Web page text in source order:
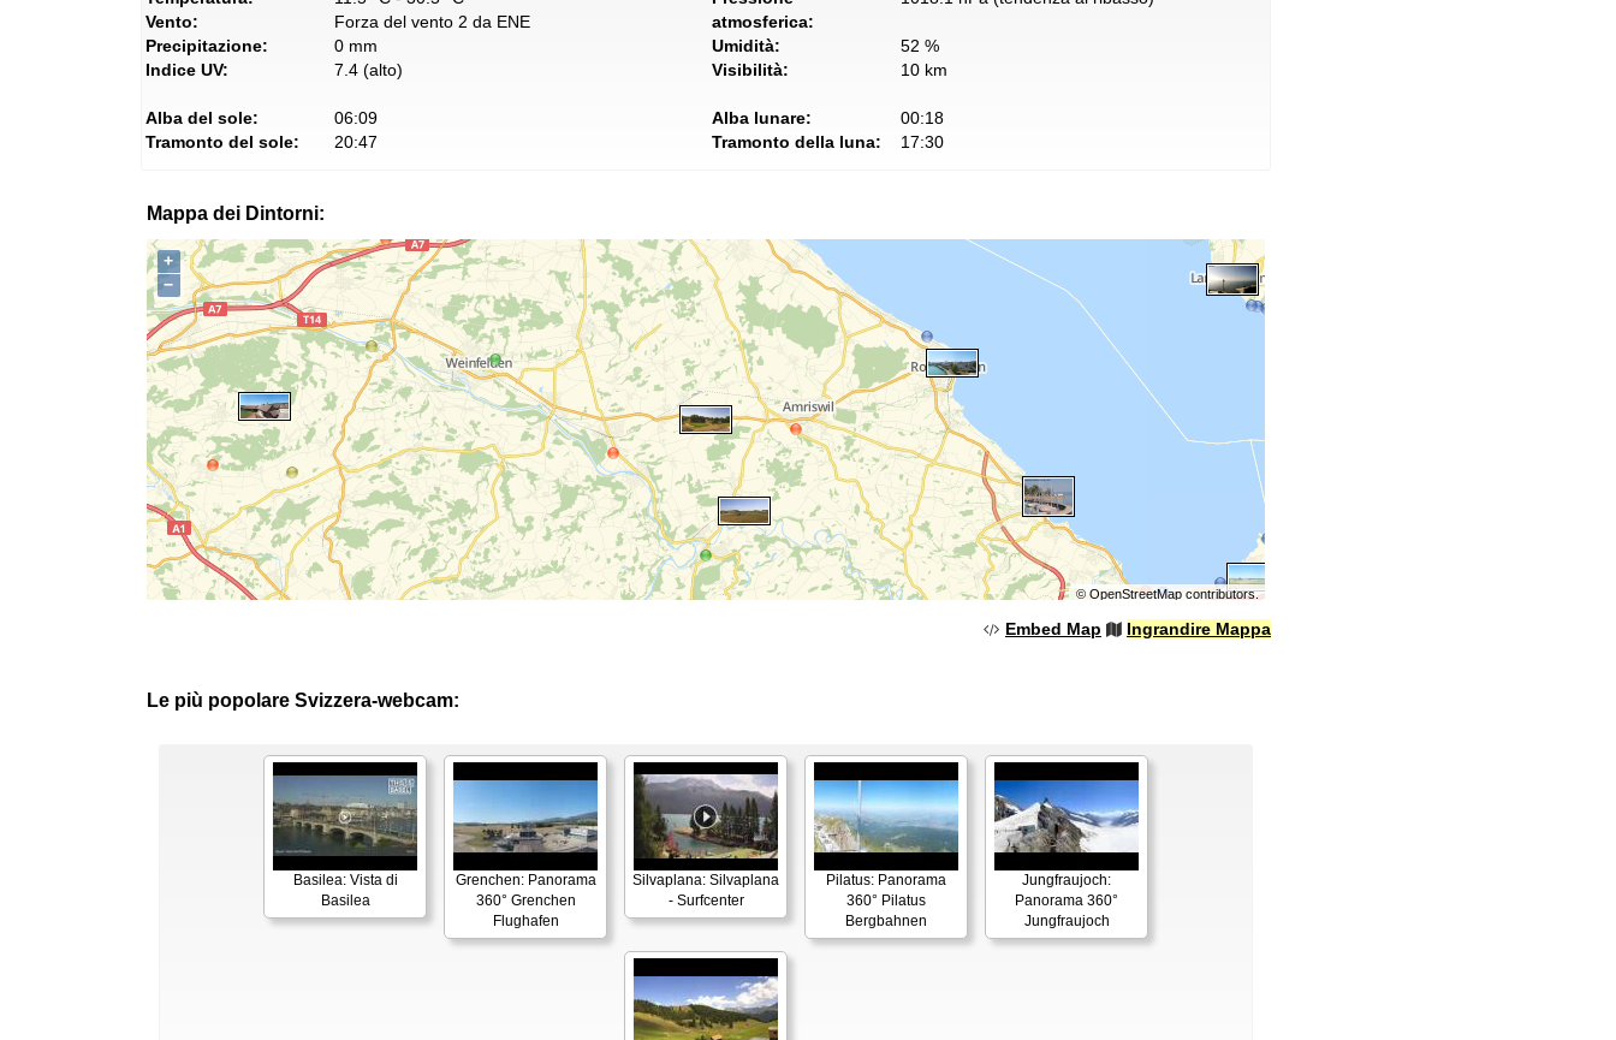
Vento:
Forza del vento 2 da ENE
Precipitazione:
0 mm
Indice UV:
7.4 (alto)
atmosferica:
Umidità:
52 %
Visibilità:
10 km
Alba del sole:
06:09
Tramonto del sole:
20:47
Alba lunare:
00:18
Tramonto della luna:
17:30
Mappa dei Dintorni:
+
−
©OpenStreetMapcontributors.
Embed Map Ingrandire Mappa
Le più popolare Svizzera-webcam:
Basilea: Vista di
Basilea
Grenchen: Panorama
360° Grenchen
Flughafen
Silvaplana: Silvaplana
- Surfcenter
Pilatus: Panorama
360° Pilatus
Bergbahnen
Jungfraujoch:
Panorama 360°
Jungfraujoch